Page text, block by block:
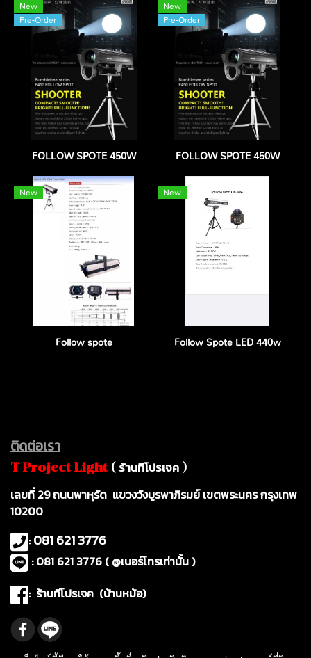
New
Pre-Order
FOLLOW SPOTE 450W
New
Pre-Order
FOLLOW SPOTE 450W
New
Follow spote
New
Follow Spote LED 440w
ติดต่อเรา
T Project Light ( ร้านทีโปรเจค )
เลขที่ 29 ถนนพาหุรัด แขวงวังบูรพาภิรมย์ เขตพระนคร กรุงเทพ
10200
:081 621 3776
: 081 621 3776 ( @เบอร์โทรเท่านั้น )
: ร้านทีโปรเจค (บ้านหม้อ)